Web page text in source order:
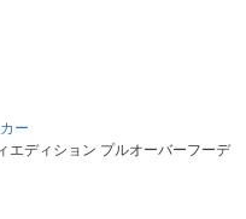
ー
エディション プルオーバーフーデ